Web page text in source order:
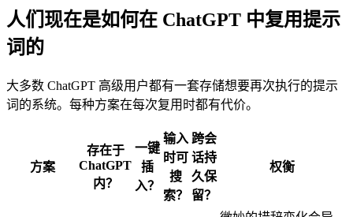
人们现在是如何在 ChatGPT 中复用提示
词的
大多数 ChatGPT 高级用户都有一套存储想要再次执行的提示
词的系统。每种方案在每次复用时都有代价。
方案
存在于
ChatGPT
内？
一键
插
入？
输入
时可
搜
索？
跨会
话持
久保
留？
权衡